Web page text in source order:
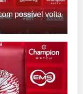
possível volta